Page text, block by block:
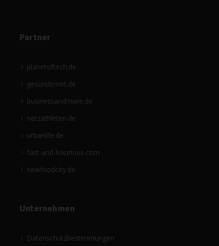
Partner
planetoftech.de
gesündernet.de
businessandmore.de
netzathleten.de
urbanlife.de
fast-and-luxurious.com
newfoodcity.de
Unternehmen
Datenschutzbestimmungen